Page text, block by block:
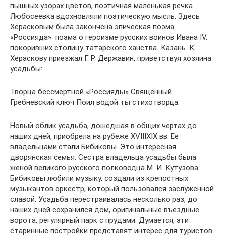
пышных узорах цветов, поэтичная маленькая речка
Любосеевка вдохновляли поэтическую мысль. Здесь
Херасковым была закончена эпическая поэма
«Россияда»  поэма о героизме русских воинов Ивана IV,
покоривших столицу татарского ханства  Казань. К
Хераскову приезжал Г. Р. Державин, приветствуя хозяина
усадьбы:
Творца бессмертной «Россияды» Священный
Гребневский ключ Поил водой ты стихотворца.
Новый облик усадьба, дошедшая в общих чертах до
наших дней, приобрела на рубеже XVIIIXIX вв. Ее
владельцами стали Бибиковы. Это интересная
дворянская семья. Сестра владельца усадьбы была
женой великого русского полководца М. И. Кутузова.
Бибиковы любили музыку, создали из крепостных
музыкантов оркестр, который пользовался заслуженной
славой. Усадьба перестраивалась несколько раз, до
наших дней сохранился дом, оригинальные въездные
ворота, регулярный парк с прудами. Думается, эти
старинные постройки представят интерес для туристов.